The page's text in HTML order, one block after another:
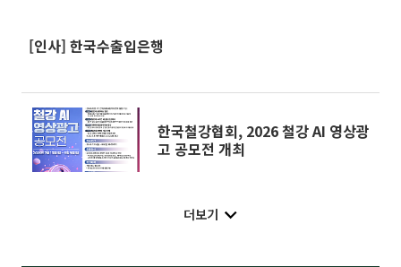
[인사] 한국수출입은행
한국철강협회, 2026 철강 AI 영상광
고 공모전 개최
더보기